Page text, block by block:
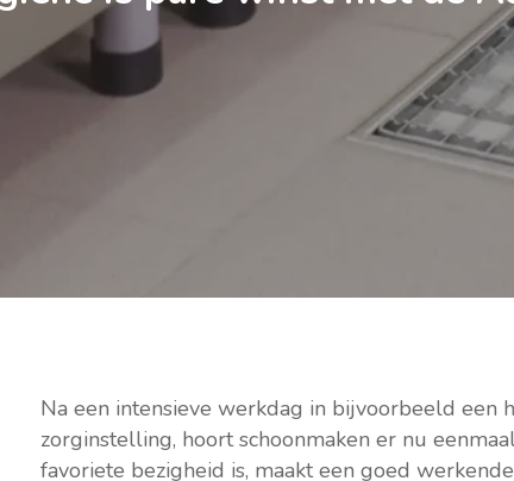
Na een intensieve werkdag in bijvoorbeeld een
zorginstelling, hoort schoonmaken er nu
favoriete bezigheid is, maakt een goed